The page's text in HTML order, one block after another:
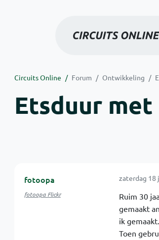
Circuits Online Forum Ontwikkeling
Etsduur
fotoopa
fotoopa Flickr
zaterdag 18
Ruim 30
gemaakt
ik gemaakt.
Toen